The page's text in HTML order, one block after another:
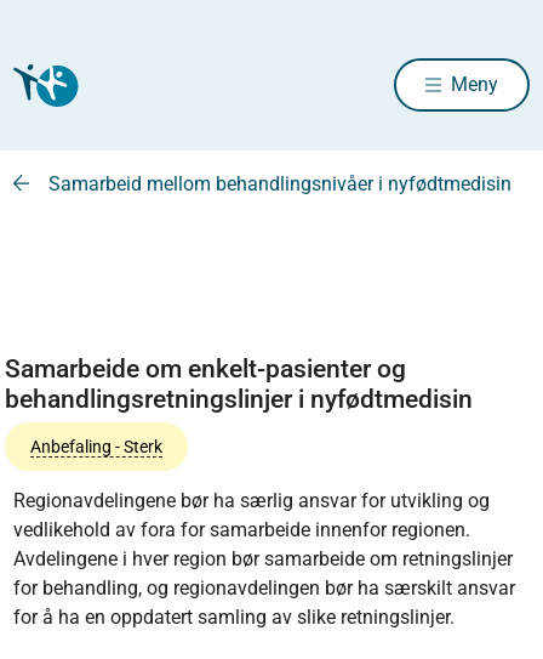
Meny
Samarbeid mellom behandlingsnivåer i nyfødtmedisin
Samarbeide om enkelt-pasienter og
behandlingsretningslinjer i nyfødtmedisin
Anbefaling - Sterk
Regionavdelingene bør ha særlig ansvar for utvikling og
vedlikehold av fora for samarbeide innenfor regionen.
Avdelingene i hver region bør samarbeide om retningslinjer
for behandling, og regionavdelingen bør ha særskilt ansvar
for å ha en oppdatert samling av slike retningslinjer.